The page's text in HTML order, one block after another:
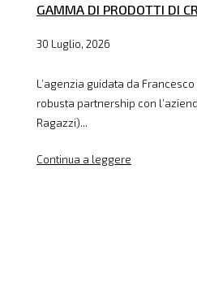
GAMMA DI PRODOTTI DI
30 Luglio, 2026
L’agenzia guidata da
robusta partnership con
Ragazzi)...
Continua a leggere